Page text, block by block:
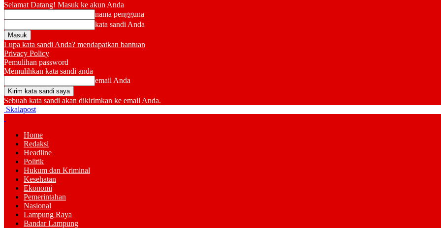
Selamat Datang! Masuk ke akun Anda
nama pengguna
kata sandi Anda
Lupa kata sandi Anda? mendapatkan bantuan
Privacy Policy
Pemulihan password
Memulihkan kata sandi anda
email Anda
Sebuah kata sandi akan dikirimkan ke email Anda.
Skalapost
Home
Redaksi
Headline
Politik
Hukum dan Kriminal
Kesehatan
Ekonomi
Pemerintahan
Nasional
Lampung Raya
Bandar Lampung